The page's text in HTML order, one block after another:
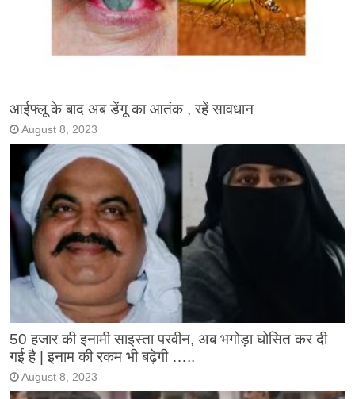
आईफ्लू के बाद अब डेंगू का आतंक , रहें सावधान
August 8, 2023
50 हजार की इनामी साइस्ता परवीन, अब भगोड़ा घोसित कर दी
गई है | इनाम की रकम भी बढ़ेगी …..
August 8, 2023